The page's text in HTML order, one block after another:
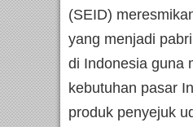
(SEID)
yang menjadi
di Indonesia guna
kebutuhan pasar
produk penyejuk